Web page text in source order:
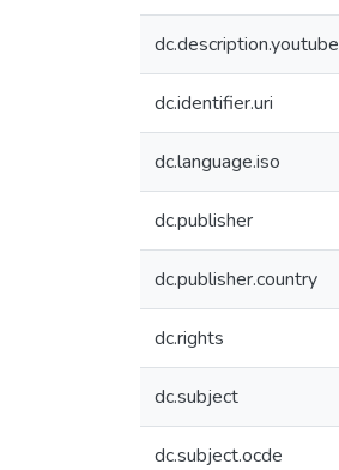
dc.description.youtube
dc.identifier.uri
dc.language.iso
dc.publisher
dc.publisher.country
dc.rights
dc.subject
dc.subject.ocde